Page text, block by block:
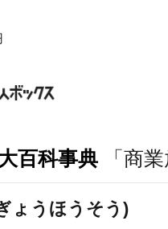
百科事典 「商
ょうほうそう)